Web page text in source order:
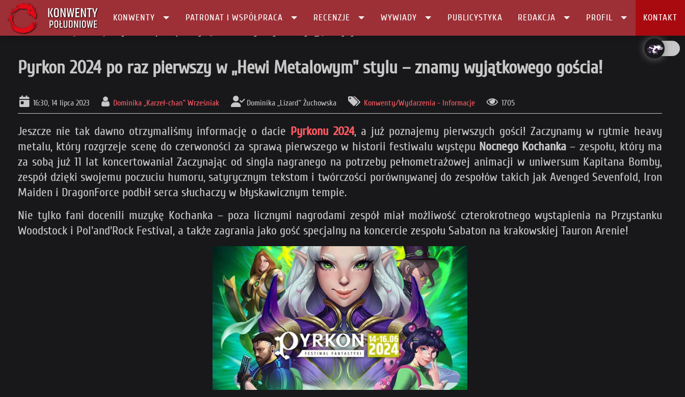
KONWENTY PATRONAT I WSPÓŁPRACA RECENZJE WYWIADY PUBLICYSTYKA REDAKCJA PROFIL KONTAKT
Główna
Pyrkon 2024 po raz pierwszy w „Hewi Metalowym” stylu – znamy wyjątkowego gościa!
16:30, 14 lipca 2023 Dominika „Karzeł-chan” Wrześniak Dominika „Lizard” Żuchowska Konwenty/Wydarzenia - Informacje 1705
Jeszcze nie tak dawno otrzymaliśmy informację o dacie Pyrkonu 2024, a już poznajemy pierwszych gości! Zaczynamy w rytmie heavy
metalu, który rozgrzeje scenę do czerwoności za sprawą pierwszego w historii festiwalu występu Nocnego Kochanka – zespołu, który ma
za sobą już 11 lat koncertowania! Zaczynając od singla nagranego na potrzeby pełnometrażowej animacji w uniwersum Kapitana Bomby,
zespół dzięki swojemu poczuciu humoru, satyrycznym tekstom i twórczości porównywanej do zespołów takich jak Avenged Sevenfold, Iron
Maiden i DragonForce podbił serca słuchaczy w błyskawicznym tempie.
Nie tylko fani docenili muzykę Kochanka – poza licznymi nagrodami zespół miał możliwość czterokrotnego wystąpienia na Przystanku
Woodstock i Pol'and'Rock Festival, a także zagrania jako gość specjalny na koncercie zespołu Sabaton na krakowskiej Tauron Arenie!